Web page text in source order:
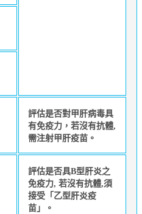
評估是否對甲肝病毒具
有免疫力，若沒有抗體,
需注射甲肝疫苗。
評估是否具B型肝炎之
免疫力, 若沒有抗體,須
接受「乙型肝炎疫
苗」。